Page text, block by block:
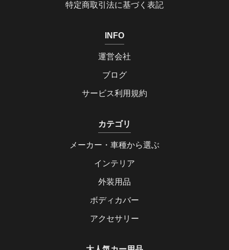
特定商取引法に基づく表記
INFO
運営会社
ブログ
サービス利用規約
カテゴリ
メーカー・車種から選ぶ
インテリア
外装用品
ボディカバー
アクセサリー